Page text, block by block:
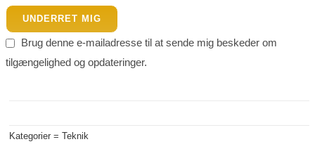
UNDERRET MIG
Brug denne e-mailadresse til at sende mig beskeder om
tilgængelighed og opdateringer.
Kategorier =Teknik